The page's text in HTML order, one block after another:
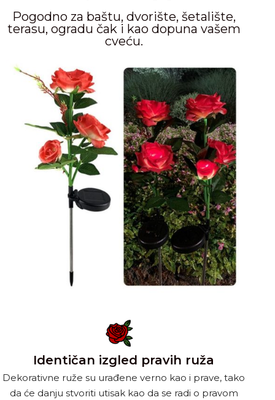
Pogodno za baštu, dvorište, šetalište,
terasu, ogradu čak i kao dopuna vašem
cveću.
Identičan izgled pravih ruža
Dekorativne ruže su urađene verno kao i prave, tako
da će danju stvoriti utisak kao da se radi o pravom